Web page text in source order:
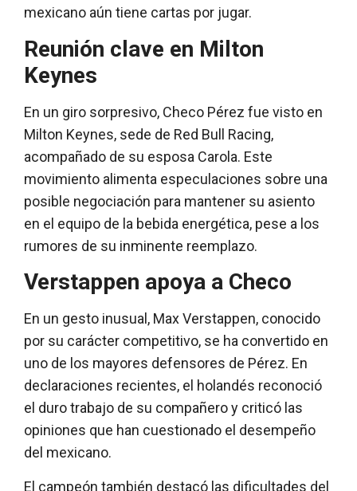
mexicano aún tiene cartas por jugar.
Reunión clave en Milton
Keynes
En un giro sorpresivo, Checo Pérez fue visto en
Milton Keynes, sede de Red Bull Racing,
acompañado de su esposa Carola. Este
movimiento alimenta especulaciones sobre una
posible negociación para mantener su asiento
en el equipo de la bebida energética, pese a los
rumores de su inminente reemplazo.
Verstappen apoya a Checo
En un gesto inusual, Max Verstappen, conocido
por su carácter competitivo, se ha convertido en
uno de los mayores defensores de Pérez. En
declaraciones recientes, el holandés reconoció
el duro trabajo de su compañero y criticó las
opiniones que han cuestionado el desempeño
del mexicano.
El campeón también destacó las dificultades del